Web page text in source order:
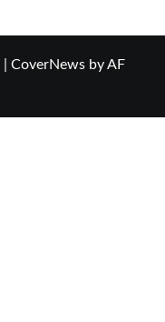
CoverNewsby AF